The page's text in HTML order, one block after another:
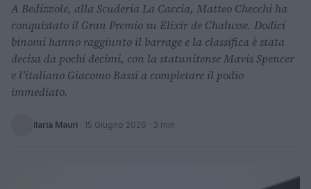
A Bedizzole, alla Scuderia La Caccia, Matteo Checchi ha
conquistato il Gran Premio su Elixir de Chalusse. Dodici
binomi hanno raggiunto il barrage e la classifica è stata
decisa da pochi decimi, con la statunitense Mavis Spencer
e l'italiano Giacomo Bassi a completare il podio
immediato.
Ilaria Mauri · 15 Giugno 2026 · 3 min